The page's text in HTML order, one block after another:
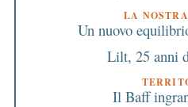
LA
Un nuovo
Lilt, 25 anni
Il Baff